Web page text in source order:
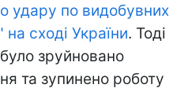
удару по видобувних
сході України. Тоді
зруйновано
та зупинено роботу